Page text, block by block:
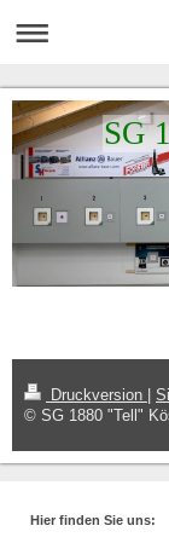
SG
Druckversion
© SG 1880 "Tell"
Hier finden Sie uns: